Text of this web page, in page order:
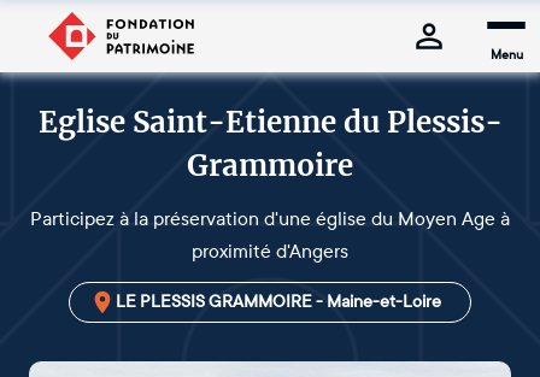
Menu
Eglise Saint-Etienne du Plessis-
Grammoire
Participez à la préservation d'une église du Moyen Age à
proximité d'Angers
LE PLESSIS GRAMMOIRE - Maine-et-Loire